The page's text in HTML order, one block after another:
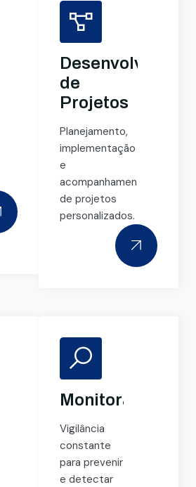
de
Projetos
Planejamento,
implementação
e
acompanhamento
de projetos
personalizados.
Monitoramento
Vigilância
constante
para prevenir
e detectar